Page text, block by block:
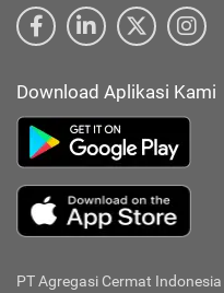
Download Aplikasi Kami
PT Agregasi Cermat Indonesia